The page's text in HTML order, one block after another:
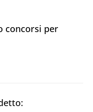
concorsi per